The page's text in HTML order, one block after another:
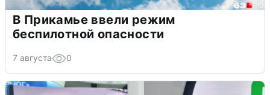
В Прикамье ввели режим
беспилотной опасности
7 августа 0